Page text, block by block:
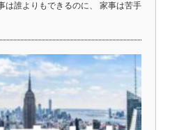
は誰よりもできるのに、 家事は苦手